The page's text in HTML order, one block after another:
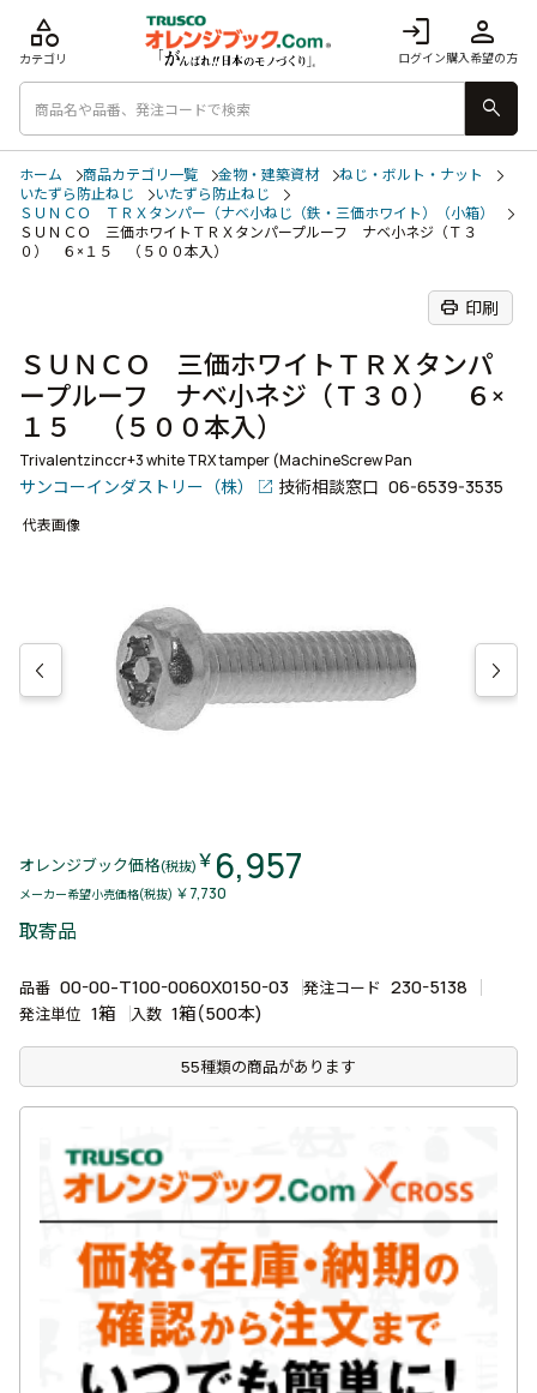
login
ログイン
person
購入希望の方
category
カテゴリ
search
ホーム 商品カテゴリ一覧 金物・建築資材
ねじ・ボルト・ナット
いたずら防止ねじ
いたずら防止ねじ
ＳＵＮＣＯ ＴＲＸタンパー（ナベ小ねじ（鉄・三価ホワイト）（小箱）
ＳＵＮＣＯ 三価ホワイトＴＲＸタンパープルーフ ナベ小ネジ（Ｔ３
０） ６×１５ （５００本入）
print 印刷
ＳＵＮＣＯ 三価ホワイトＴＲＸタンパ
ープルーフ ナベ小ネジ（Ｔ３０） ６×
１５ （５００本入）
Trivalentzinccr+3 white TRX tamper (MachineScrew Pan
サンコーインダストリー（株） 技術相談窓口 06-6539-3535
代表画像
オレンジブック価格(税抜) ￥ 6,957
メーカー希望小売価格(税抜) ￥7,730
取寄品
品番 00-00-T100-0060X0150-03 発注コード 230-5138
発注単位 1箱 入数 1箱(500本)
55種類の商品があります